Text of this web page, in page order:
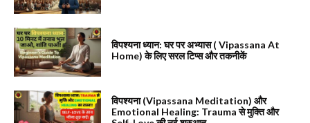
विपश्यना ध्यान: घर पर अभ्यास ( Vipassana At
Home) के लिए सरल टिप्स और तकनीकें
विपश्यना (Vipassana Meditation) और
Emotional Healing: Trauma से मुक्ति और